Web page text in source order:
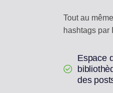
Tout au
hashtags par
Espace
des